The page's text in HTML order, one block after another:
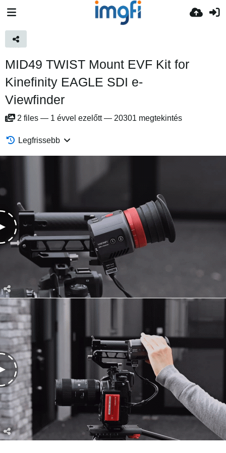
MID49 TWIST Mount EVF Kit for
Kinefinity EAGLE SDI e-
Viewfinder
2 files — 1 évvel ezelőtt— 20301 megtekintés
Legfrissebb